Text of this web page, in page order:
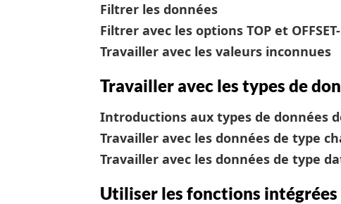
Filtrer les données
Filtrer avec les options TOP et OFFSET-
Travailler avec les valeurs inconnues
Travailler avec les types de
Introductions aux types de données
Travailler avec les données de type
Travailler avec les données de type
Utiliser les fonctions intégrées